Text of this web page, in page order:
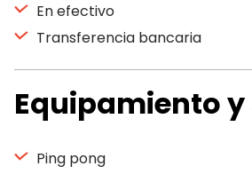
En efectivo
Transferencia bancaria
Equipamiento
Ping pong